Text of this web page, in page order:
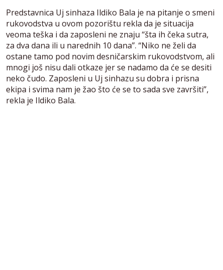
Predstavnica Uj sinhaza Ildiko Bala je na pitanje o smeni
rukovodstva u ovom pozorištu rekla da je situacija
veoma teška i da zaposleni ne znaju “šta ih čeka sutra,
za dva dana ili u narednih 10 dana”. “Niko ne želi da
ostane tamo pod novim desničarskim rukovodstvom, ali
mnogi još nisu dali otkaze jer se nadamo da će se desiti
neko čudo. Zaposleni u Uj sinhazu su dobra i prisna
ekipa i svima nam je žao što će se to sada sve završiti”,
rekla je Ildiko Bala.